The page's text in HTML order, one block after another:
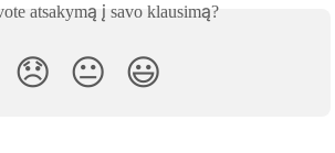
atsakymą į savo klausimą?
😞 😐 😃